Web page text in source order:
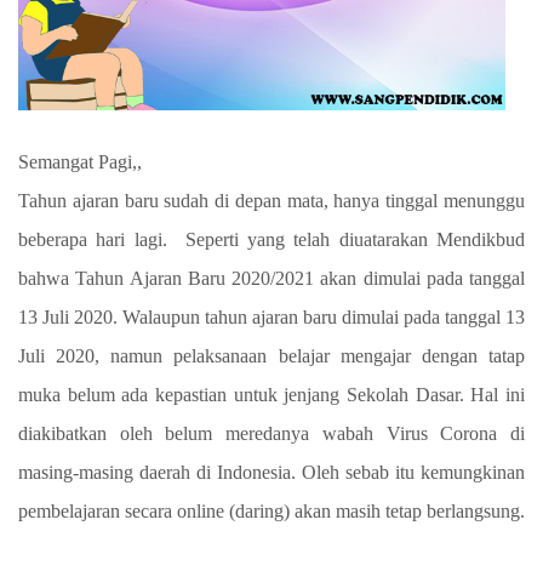
Semangat Pagi,,
Tahun ajaran baru sudah di depan mata, hanya tinggal menunggu
beberapa hari lagi. Seperti yang telah diuatarakan Mendikbud
bahwa Tahun Ajaran Baru 2020/2021 akan dimulai pada tanggal
13 Juli 2020. Walaupun tahun ajaran baru dimulai pada tanggal 13
Juli 2020, namun pelaksanaan belajar mengajar dengan tatap
muka belum ada kepastian untuk jenjang Sekolah Dasar. Hal ini
diakibatkan oleh belum meredanya wabah Virus Corona di
masing-masing daerah di Indonesia. Oleh sebab itu kemungkinan
pembelajaran secara online (daring) akan masih tetap berlangsung.